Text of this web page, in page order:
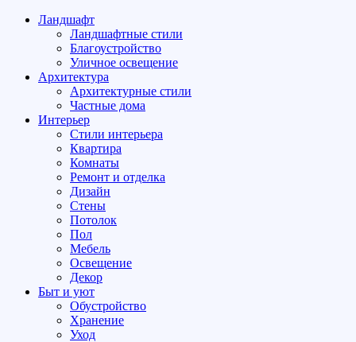
Ландшафт
Ландшафтные стили
Благоустройство
Уличное освещение
Архитектура
Архитектурные стили
Частные дома
Интерьер
Стили интерьера
Квартира
Комнаты
Ремонт и отделка
Дизайн
Стены
Потолок
Пол
Мебель
Освещение
Декор
Быт и уют
Обустройство
Хранение
Уход